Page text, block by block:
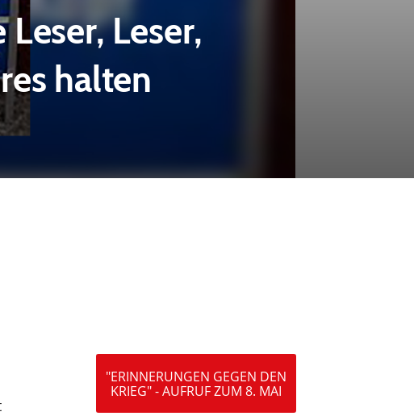
Leser,
halten
"ERINNERUNGEN GEGEN DEN
KRIEG" - AUFRUF ZUM 8. MAI